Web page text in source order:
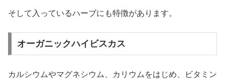
そして入っているハーブにも特徴があります。
オーガニックハイビスカス
カルシウムやマグネシウム、カリウムをはじめ、ビタミン